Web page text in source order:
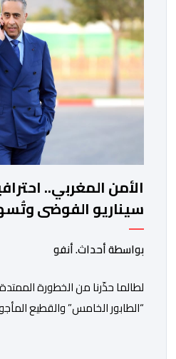
مريم نياجو الهدف الوحيد […]
الأمن المغربي..
سيناريو الفوضى
أزمة سبتة
بواسطة أحداث. أنفو
لطالما حذّرنا من الخطورة
“الطابور الخامس” والقطيع